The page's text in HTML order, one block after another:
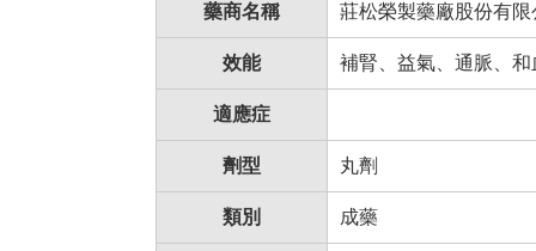
藥商名稱 莊松榮製藥廠股份有限
效能 補腎、益氣、通脈、和
適應症
劑型 丸劑
類別 成藥